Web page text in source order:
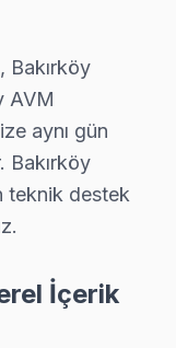
TV’nizle ilgili bir
Gerçekleri
tamiri söz konusu
olarak
olarak
yapılan
Bakırköy
AVM
aynı gün
Bakırköy
teknik destek
İçerik